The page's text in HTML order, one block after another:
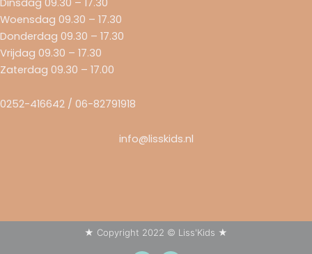
Woensdag 09.30 – 17.30
Donderdag 09.30 – 17.30
Vrijdag 09.30 – 17.30
Zaterdag 09.30 – 17.00
0252-416642 / 06-82791918
info@lisskids.nl
★ Copyright 2022 © Liss'Kids ★